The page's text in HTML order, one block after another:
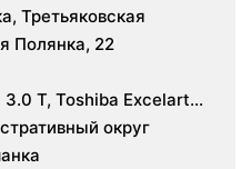
Третьяковская
Полянка, 22
Т, Toshiba Excelart
CT 64 среза, Philips
HD15
округ